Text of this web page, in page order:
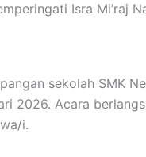
Isra Mi’raj
sekolah SMK
2026. Acara
i.